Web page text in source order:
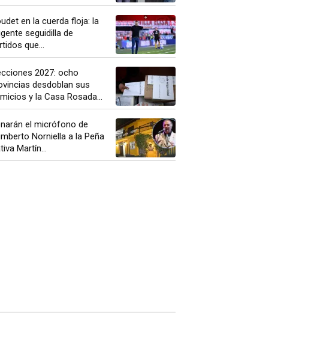
en la cuerda floja: la
seguidilla de
que...
2027: ocho
desdoblan sus
y la Casa Rosada...
el micrófono de
Norniella a la Peña
Martín...